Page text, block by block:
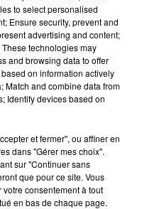
Country
Urbana :
to select personalised
Ensure security, prevent and
advertising and content;
technologies may
and browsing data to offer
on information actively
Match and combine data from
Identify devices based on
et fermer", ou affiner en
dans "Gérer mes choix".
sur "Continuer sans
que pour ce site. Vous
consentement à tout
en bas de chaque page.